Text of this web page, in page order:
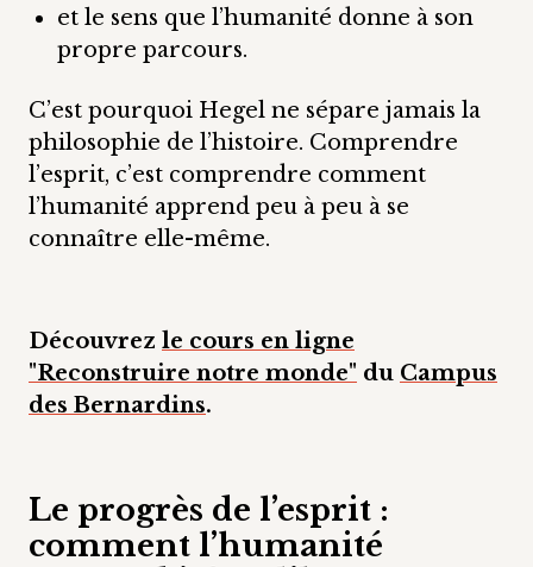
et le sens que l’humanité donne à son
propre parcours.
C’est pourquoi Hegel ne sépare jamais la
philosophie de l’histoire. Comprendre
l’esprit, c’est comprendre comment
l’humanité apprend peu à peu à se
connaître elle-même.
Découvrez le cours en ligne
"Reconstruire notre monde" du Campus
des Bernardins.
Le progrès de l’esprit :
comment l’humanité